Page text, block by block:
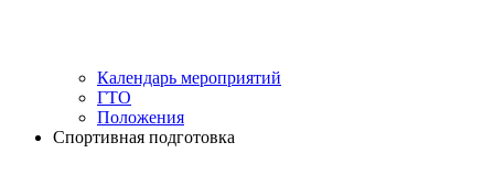
Календарь мероприятий
ГТО
Положения
Спортивная подготовка